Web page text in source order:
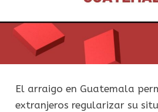
El arraigo en Guatemala
extranjeros regularizar su